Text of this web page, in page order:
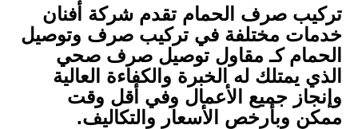
تركيب صرف الحمام تقدم شركة أفنان
خدمات مختلفة في تركيب صرف وتوصيل
الحمام كـ مقاول توصيل صرف صحي
الذي يمتلك له الخبرة والكفاءة العالية
وإنجاز جميع الأعمال وفي أقل وقت
ممكن وبأرخص الأسعار والتكاليف.